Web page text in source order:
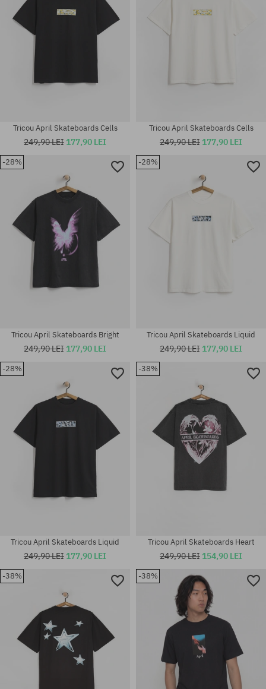
Mărimi existente:
Mărimi existente:
Mărimi existente:
Tricou April Skateboards Cells
249,90 LEI 177,90 LEI
Mărimi existente:
Tricou April Skateboards Cells
249,90 LEI 177,90 LEI
-28%
Mărimi existente:
Tricou April Skateboards Bright
249,90 LEI 177,90 LEI
-28%
Mărimi existente:
Tricou April Skateboards Liquid
249,90 LEI 177,90 LEI
-28%
Tricou April Skateboards Liquid
249,90 LEI 177,90 LEI
-38%
Tricou April Skateboards Heart
249,90 LEI 154,90 LEI
-38% -38%